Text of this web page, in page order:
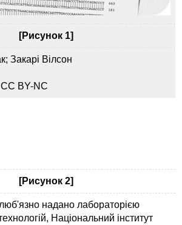
[Рисунок 1]
Закарі Вілсон
CC BY-NC
[Рисунок 2]
надано лабораторією
Національний інститут